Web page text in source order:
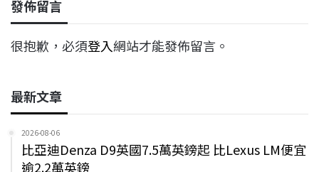
發佈留言
很抱歉，必須登入網站才能發佈留言。
最新文章
2026-08-06
比亞迪Denza D9英國7.5萬英鎊起 比Lexus LM便宜
逾2.2萬英鎊